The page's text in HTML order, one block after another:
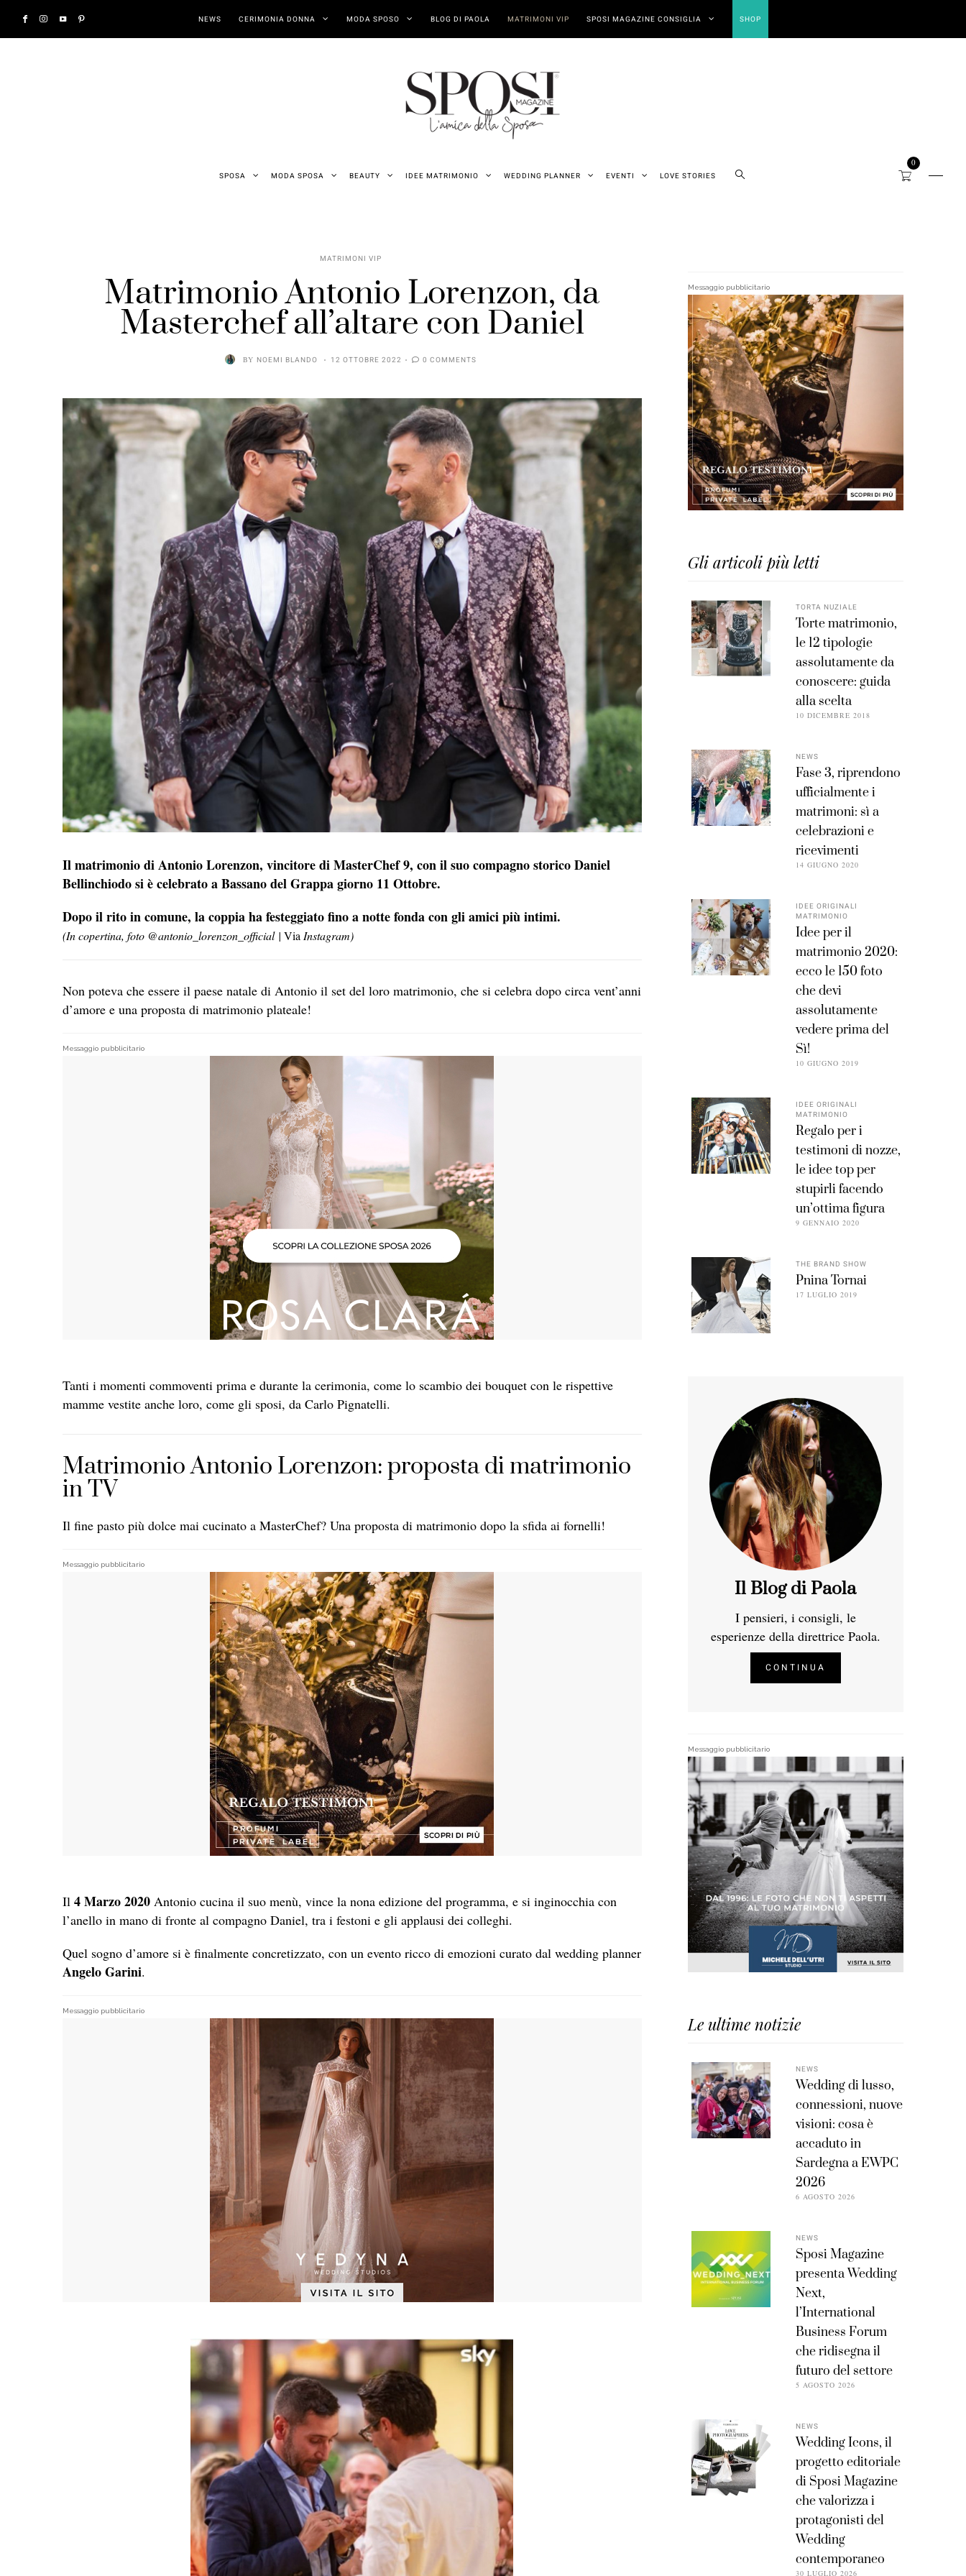
NEWS CERIMONIA DONNA MODA SPOSO BLOG DI PAOLA MATRIMONI VIP SPOSI MAGAZINE CONSIGLIA SHOP
SPOSA MODA SPOSA BEAUTY IDEE MATRIMONIO WEDDING PLANNER EVENTI LOVE STORIES
0
MATRIMONI VIP
Matrimonio Antonio Lorenzon, da
Masterchef all’altare con Daniel
BY NOEMI BLANDO 12 OTTOBRE 2022 0 COMMENTS
Il matrimonio di Antonio Lorenzon, vincitore di MasterChef 9, con il suo compagno storico Daniel
Bellinchiodo si è celebrato a Bassano del Grappa giorno 11 Ottobre.
Dopo il rito in comune, la coppia ha festeggiato fino a notte fonda con gli amici più intimi.
(In copertina, foto @antonio_lorenzon_official | Via Instagram)
Non poteva che essere il paese natale di Antonio il set del loro matrimonio, che si celebra dopo circa vent’anni
d’amore e una proposta di matrimonio plateale!
Messaggio pubblicitario
Tanti i momenti commoventi prima e durante la cerimonia, come lo scambio dei bouquet con le rispettive
mamme vestite anche loro, come gli sposi, da Carlo Pignatelli.
Matrimonio Antonio Lorenzon: proposta di matrimonio
in TV
Il fine pasto più dolce mai cucinato a MasterChef? Una proposta di matrimonio dopo la sfida ai fornelli!
Messaggio pubblicitario
Il 4 Marzo 2020 Antonio cucina il suo menù, vince la nona edizione del programma, e si inginocchia con
l’anello in mano di fronte al compagno Daniel, tra i festoni e gli applausi dei colleghi.
Quel sogno d’amore si è finalmente concretizzato, con un evento ricco di emozioni curato dal wedding planner
Angelo Garini.
Messaggio pubblicitario
Messaggio pubblicitario
Gli articoli più letti
TORTA NUZIALE
Torte matrimonio,
le 12 tipologie
assolutamente da
conoscere: guida
alla scelta
10 DICEMBRE 2018
NEWS
Fase 3, riprendono
ufficialmente i
matrimoni: sì a
celebrazioni e
ricevimenti
14 GIUGNO 2020
IDEE ORIGINALI
MATRIMONIO
Idee per il
matrimonio 2020:
ecco le 150 foto
che devi
assolutamente
vedere prima del
Sì!
10 GIUGNO 2019
IDEE ORIGINALI
MATRIMONIO
Regalo per i
testimoni di nozze,
le idee top per
stupirli facendo
un’ottima figura
9 GENNAIO 2020
THE BRAND SHOW
Pnina Tornai
17 LUGLIO 2019
Il Blog di Paola
I pensieri, i consigli, le
esperienze della direttrice Paola.
CONTINUA
Messaggio pubblicitario
Le ultime notizie
NEWS
Wedding di lusso,
connessioni, nuove
visioni: cosa è
accaduto in
Sardegna a EWPC
2026
6 AGOSTO 2026
NEWS
Sposi Magazine
presenta Wedding
Next,
l’International
Business Forum
che ridisegna il
futuro del settore
5 AGOSTO 2026
NEWS
Wedding Icons, il
progetto editoriale
di Sposi Magazine
che valorizza i
protagonisti del
Wedding
contemporaneo
30 LUGLIO 2026